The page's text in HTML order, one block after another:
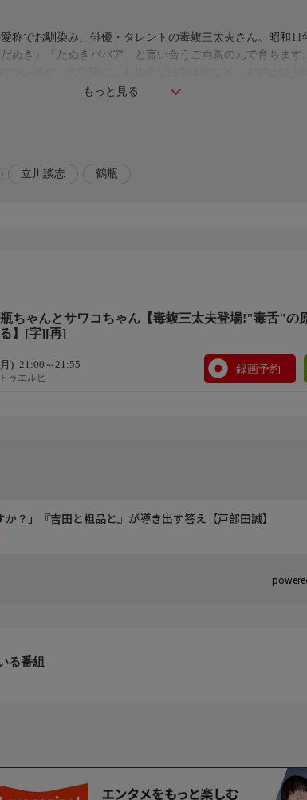
もっと見る
称でお馴染み、俳優・タレントの毒蝮三太夫さん。昭和11
ぬき」「たぬきババア」と言い合うご両親の元で育ちます
では、同い年で盟友、落語家・立川談志さんと学生時代に
変だよ」と今は亡き立川談志さんにも"毒蝮節"を噴射しつ
MCとして初タッグ!!】
瓶と阿川佐和子。
手な2人がMCとなり、彼らを「鶴瓶ちゃん」「サワコちゃ
ークバラエティ。他では見せないゲストの素顔にとことん
立川談志 鶴瓶
ちゃんとサワコちゃん【毒蝮三太夫登場!"毒舌"の
】[字][再]
) 21:00～21:55
ゥエルビ
録画予約
か？」『吉田と粗品と』が導き出す答え【戸部田誠】
る番組